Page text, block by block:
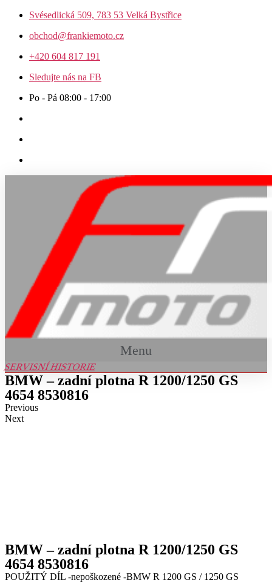
Přejít
obsahu
Svésedlická 509, 783 53 Velká Bystřice
obchod@frankiemoto.cz
+420 604 817 191
Sledujte nás na FB
Po - Pá 08:00 - 17:00
Menu
SERVISNÍ HISTORIE
BMW – zadní plotna R 1200/1250 GS
4654 8530816
Previous
Next
BMW – zadní plotna R 1200/1250 GS
4654 8530816
POUŽITÝ DÍL -nepoškozené -BMW R 1200 GS / 1250 GS